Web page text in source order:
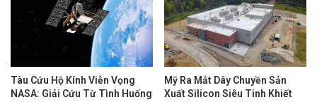
Tàu Cứu Hộ Kính Viễn Vọng
NASA: Giải Cứu Từ Tình Huống
Mỹ Ra Mắt Dây Chuyền Sản
Xuất Silicon Siêu Tinh Khiết